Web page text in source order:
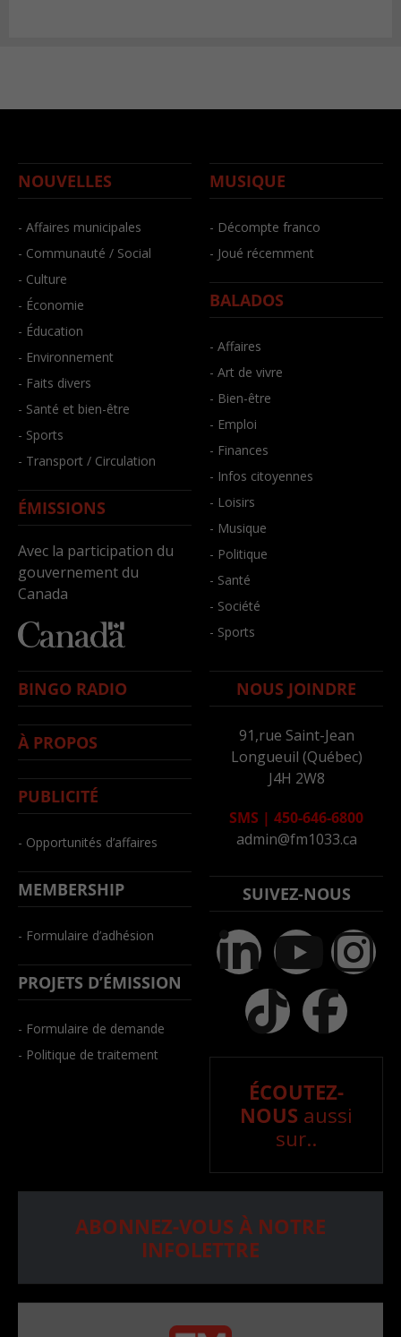
NOUVELLES
- Affaires municipales
- Communauté / Social
- Culture
- Économie
- Éducation
- Environnement
- Faits divers
- Santé et bien-être
- Sports
- Transport / Circulation
ÉMISSIONS
Avec la participation du
gouvernement du
Canada
MUSIQUE
- Décompte franco
- Joué récemment
BALADOS
- Affaires
- Art de vivre
- Bien-être
- Emploi
- Finances
- Infos citoyennes
- Loisirs
- Musique
- Politique
- Santé
- Société
- Sports
BINGO RADIO
À PROPOS
PUBLICITÉ
- Opportunités d’affaires
MEMBERSHIP
- Formulaire d’adhésion
PROJETS D’ÉMISSION
- Formulaire de demande
- Politique de traitement
NOUS JOINDRE
91,rue Saint-Jean
Longueuil (Québec)
J4H 2W8
SMS | 450-646-6800
admin@fm1033.ca
SUIVEZ-NOUS
ÉCOUTEZ-
NOUS aussi
sur..
ABONNEZ-VOUS À NOTRE
INFOLETTRE